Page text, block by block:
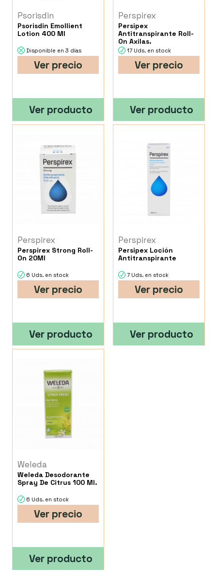
Psorisdin
Psorisdin Emollient
Lotion 400 Ml
Disponible en 3 días
Ver precio
Ver producto
Perspirex
Persipex
Antitranspirante Roll-
On Axilas.
17 Uds. en stock
Ver precio
Ver producto
Perspirex
Perspirex Strong Roll-
On 20Ml
6 Uds. en stock
Ver precio
Ver producto
Perspirex
Persipex Loción
Antitranspirante
7 Uds. en stock
Ver precio
Ver producto
Weleda
Weleda Desodorante
Spray De Citrus 100 Ml.
6 Uds. en stock
Ver precio
Ver producto